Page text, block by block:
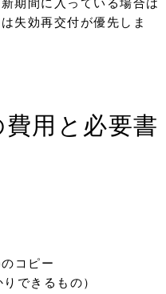
期間に入っている場合は
失効再交付が優先しま
用と必要書
コピー
できるもの）